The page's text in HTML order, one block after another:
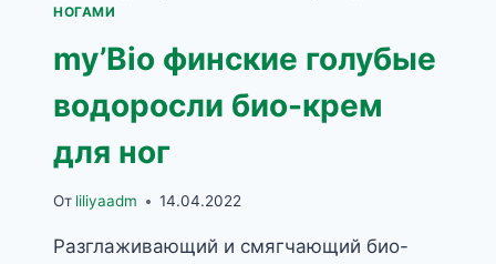
НОГАМИ
my’Bio финские голубые
водоросли био-крем
для ног
От liliyaadm 14.04.2022
Разглаживающий и смягчающий био-